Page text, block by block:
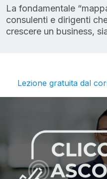
La fondamentale
consulenti e dirigenti
crescere un business,
Lezione gratuita dal